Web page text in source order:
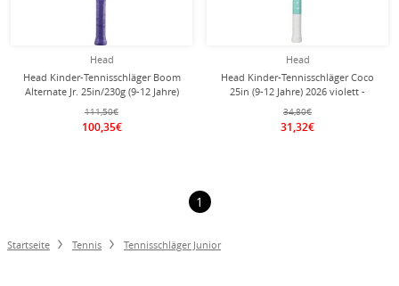
Head
Head Kinder-Tennisschläger Boom
Alternate Jr. 25in/230g (9-12 Jahre)
2026 lila - besaitet -
111,50€
100,35€
Head
Head Kinder-Tennisschläger Coco
25in (9-12 Jahre) 2026 violett -
besaitet -
34,80€
31,32€
1
Startseite Tennis Tennisschläger Junior